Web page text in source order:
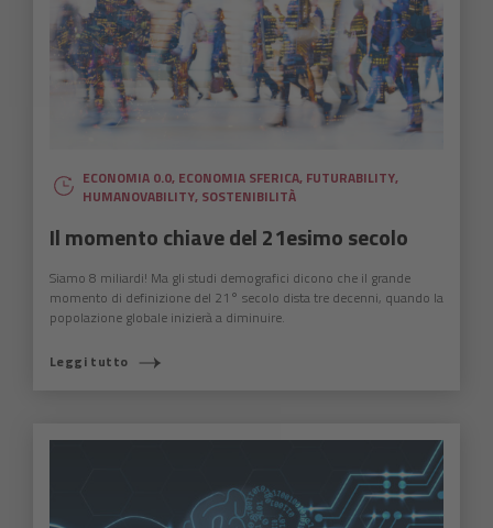
ECONOMIA 0.0, ECONOMIA SFERICA, FUTURABILITY,
HUMANOVABILITY, SOSTENIBILITÀ
Il momento chiave del 21esimo secolo
Siamo 8 miliardi! Ma gli studi demografici dicono che il grande
momento di definizione del 21° secolo dista tre decenni, quando la
popolazione globale inizierà a diminuire.
Leggi tutto